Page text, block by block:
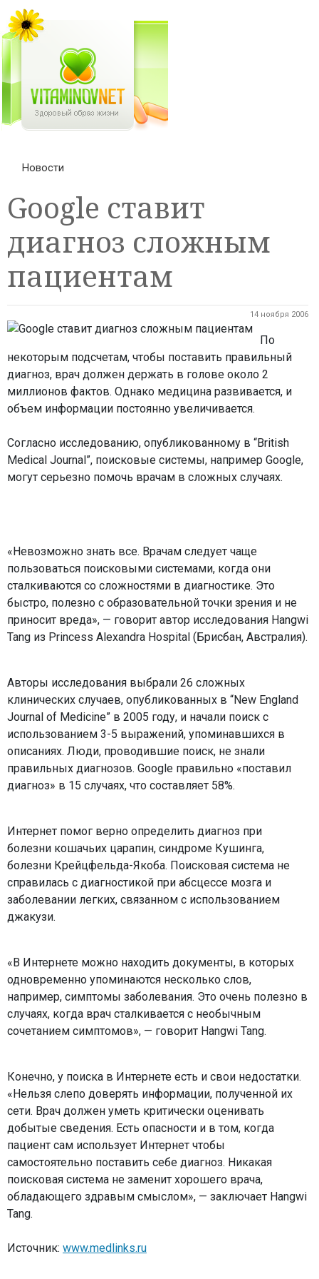
Новости
Google ставит
диагноз сложным
пациентам
14 ноября 2006
По
некоторым подсчетам, чтобы поставить правильный
диагноз, врач должен держать в голове около 2
миллионов фактов. Однако медицина развивается, и
объем информации постоянно увеличивается.
Согласно исследованию, опубликованному в “British
Medical Journal”, поисковые системы, например Google,
могут серьезно помочь врачам в сложных случаях.
«Невозможно знать все. Врачам следует чаще
пользоваться поисковыми системами, когда они
сталкиваются со сложностями в диагностике. Это
быстро, полезно с образовательной точки зрения и не
приносит вреда», — говорит автор исследования Hangwi
Tang из Princess Alexandra Hospital (Брисбан, Австралия).
Авторы исследования выбрали 26 сложных
клинических случаев, опубликованных в “New England
Journal of Medicine” в 2005 году, и начали поиск с
использованием 3-5 выражений, упоминавшихся в
описаниях. Люди, проводившие поиск, не знали
правильных диагнозов. Google правильно «поставил
диагноз» в 15 случаях, что составляет 58%.
Интернет помог верно определить диагноз при
болезни кошачьих царапин, синдроме Кушинга,
болезни Крейцфельда-Якоба. Поисковая система не
справилась с диагностикой при абсцессе мозга и
заболевании легких, связанном с использованием
джакузи.
«В Интернете можно находить документы, в которых
одновременно упоминаются несколько слов,
например, симптомы заболевания. Это очень полезно в
случаях, когда врач сталкивается с необычным
сочетанием симптомов», — говорит Hangwi Tang.
Конечно, у поиска в Интернете есть и свои недостатки.
«Нельзя слепо доверять информации, полученной их
сети. Врач должен уметь критически оценивать
добытые сведения. Есть опасности и в том, когда
пациент сам использует Интернет чтобы
самостоятельно поставить себе диагноз. Никакая
поисковая система не заменит хорошего врача,
обладающего здравым смыслом», — заключает Hangwi
Tang.
Источник: www.medlinks.ru